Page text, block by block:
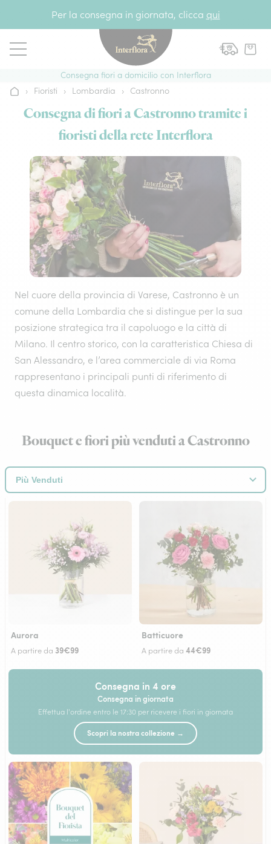
Per la consegna in giornata, clicca qui
Consegna fiori a domicilio con Interflora
Home› Fioristi › Lombardia › Castronno
Consegna di fiori a Castronno tramite i
fioristi della rete Interflora
Nel cuore della provincia di Varese, Castronno è un
comune della Lombardia che si distingue per la sua
posizione strategica tra il capoluogo e la città di
Milano. Il centro storico, con la caratteristica Chiesa di
San Alessandro, e l’area commerciale di via Roma
rappresentano i principali punti di riferimento di
questa dinamica località.
Bouquet e fiori più venduti a Castronno
Aurora
A partire da 39€99
Batticuore
A partire da 44€99
Consegna in 4 ore
Consegna in giornata
Effettua l'ordine entro le 17:30 per ricevere i fiori in giornata
Scopri la nostra collezione →